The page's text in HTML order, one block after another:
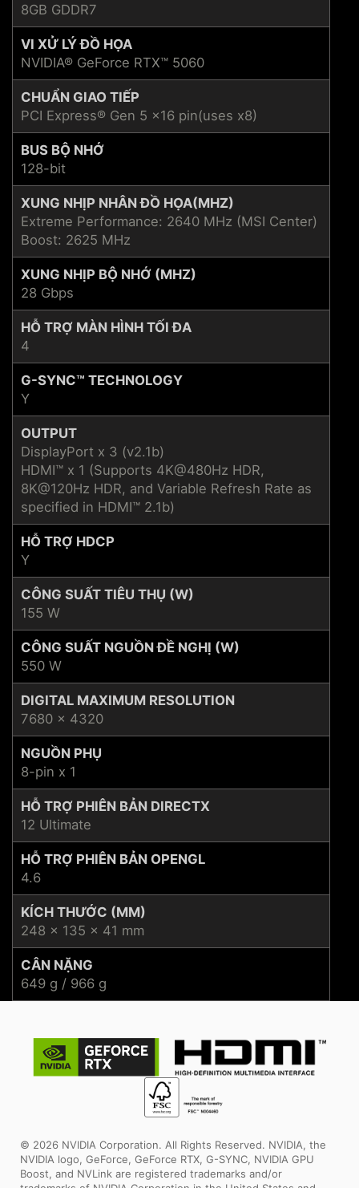
8GB GDDR7
VI XỬ LÝ ĐỒ HỌA
NVIDIA® GeForce RTX™ 5060
CHUẨN GIAO TIẾP
PCI Express® Gen 5 x16 pin(uses x8)
BUS BỘ NHỚ
128-bit
XUNG NHỊP NHÂN ĐỒ HỌA(MHZ)
Extreme Performance: 2640 MHz (MSI Center)
Boost: 2625 MHz
XUNG NHỊP BỘ NHỚ (MHZ)
28 Gbps
HỖ TRỢ MÀN HÌNH TỐI ĐA
4
G-SYNC™ TECHNOLOGY
Y
OUTPUT
DisplayPort x 3 (v2.1b)
HDMI™ x 1 (Supports 4K@480Hz HDR,
8K@120Hz HDR, and Variable Refresh Rate as
specified in HDMI™ 2.1b)
HỖ TRỢ HDCP
Y
CÔNG SUẤT TIÊU THỤ (W)
155 W
CÔNG SUẤT NGUỒN ĐỀ NGHỊ (W)
550 W
DIGITAL MAXIMUM RESOLUTION
7680 x 4320
NGUỒN PHỤ
8-pin x 1
HỖ TRỢ PHIÊN BẢN DIRECTX
12 Ultimate
HỖ TRỢ PHIÊN BẢN OPENGL
4.6
KÍCH THƯỚC (MM)
248 x 135 x 41 mm
CÂN NẶNG
649 g / 966 g
© 2026 NVIDIA Corporation. All Rights Reserved. NVIDIA, the
NVIDIA logo, GeForce, GeForce RTX, G-SYNC, NVIDIA GPU
Boost, and NVLink are registered trademarks and/or